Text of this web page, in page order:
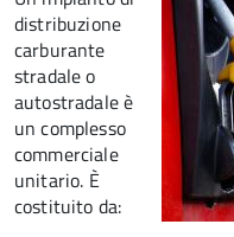
distribuzione
carburante
stradale o
autostradale è
un complesso
commerciale
unitario. È
costituito da: